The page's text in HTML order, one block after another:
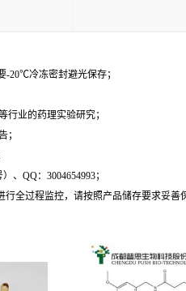
20℃冷冻密封避光保存；
行业的药理实验研究；
；
、QQ：3004654993；
全过程监控，请按照产品储存要求妥善